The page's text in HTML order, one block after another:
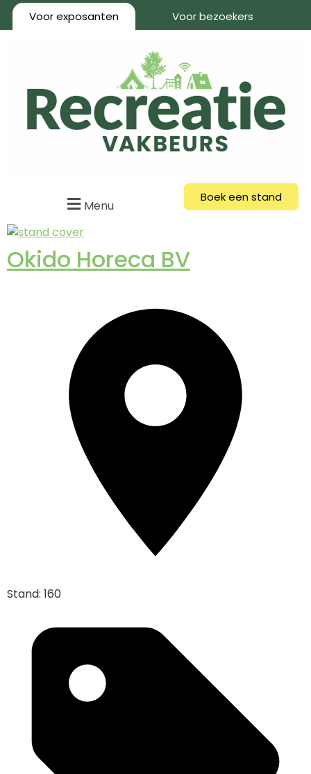
Voor exposanten Voor bezoekers
Menu
Boek een stand
Okido Horeca BV
Stand: 160